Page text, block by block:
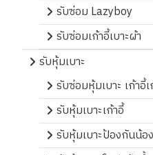
รับซ่อม Lazyboy
รับซ่อมเก้าอี้เบาะผ้า
รับหุ้มเบาะ
รับซ่อมหุ้มเบาะ เก้าอี้
รับหุ้มเบาะเก้าอี้
รับหุ้มเบาะป้องกันน้อ